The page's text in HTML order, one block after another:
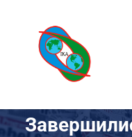
content